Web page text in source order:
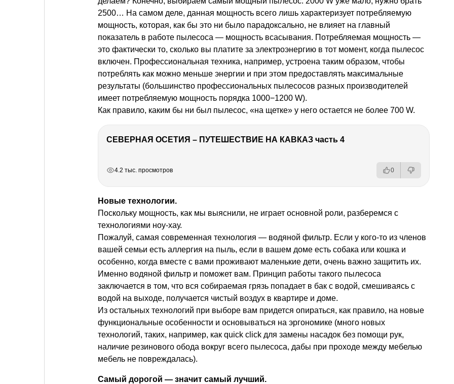
2500… На самом деле, данная мощность всего лишь характеризует потребляемую
мощность, которая, как бы это ни было парадоксально, не влияет на главный
показатель в работе пылесоса — мощность всасывания. Потребляемая мощность —
это фактически то, сколько вы платите за электроэнергию в тот момент, когда пылесос
включен. Профессиональная техника, например, устроена таким образом, чтобы
потреблять как можно меньше энергии и при этом предоставлять максимальные
результаты (большинство профессиональных пылесосов разных производителей
имеет потребляемую мощность порядка 1000−1200 W).
Как правило, каким бы ни был пылесос, «на щетке» у него остается не более 700 W.
СЕВЕРНАЯ ОСЕТИЯ – ПУТЕШЕСТВИЕ НА КАВКАЗ часть 4
4.2 тыс. просмотров 0
Новые технологии.
Поскольку мощность, как мы выяснили, не играет основной роли, разберемся с
технологиями ноу-хау.
Пожалуй, самая современная технология — водяной фильтр. Если у кого-то из членов
вашей семьи есть аллергия на пыль, если в вашем доме есть собака или кошка и
особенно, когда вместе с вами проживают маленькие дети, очень важно защитить их.
Именно водяной фильтр и поможет вам. Принцип работы такого пылесоса
заключается в том, что вся собираемая грязь попадает в бак с водой, смешиваясь с
водой на выходе, получается чистый воздух в квартире и доме.
Из остальных технологий при выборе вам придется опираться, как правило, на новые
функциональные особенности и основываться на эргономике (много новых
технологий, таких, например, как quick click для замены насадок без помощи рук,
наличие резинового обода вокруг всего пылесоса, дабы при проходе между мебелью
мебель не повреждалась).
Самый дорогой — значит самый лучший.